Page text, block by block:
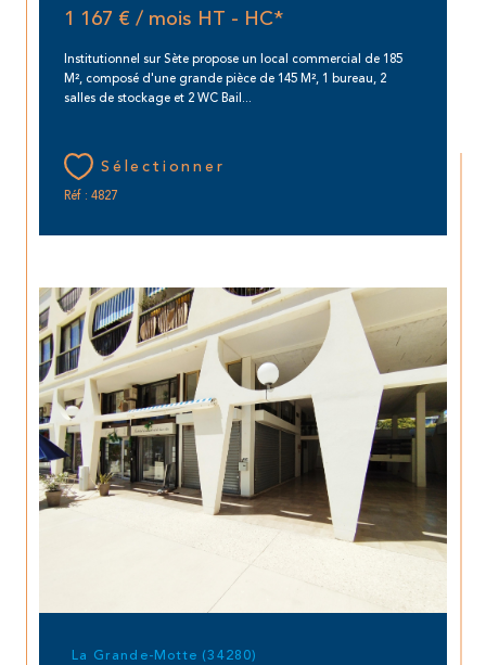
1 167 € / mois HT - HC*
Institutionnel sur Sète propose un local commercial de 185
M², composé d'une grande pièce de 145 M², 1 bureau, 2
salles de stockage et 2 WC Bail...
Sélectionner
Réf : 4827
La Grande-Motte (34280)